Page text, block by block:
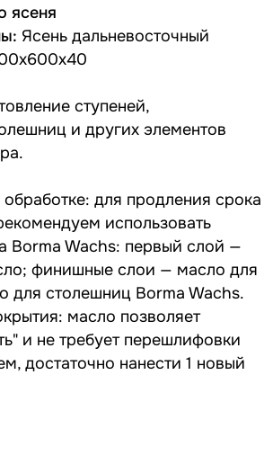
ясеня
Ясень дальневосточный
ступеней,
и других элементов
для продления срока
использовать
Borma Wachs: первый слой —
финишные слои — масло для
для столешниц Borma Wachs.
масло позволяет
и не требует перешлифовки
достаточно нанести 1 новый